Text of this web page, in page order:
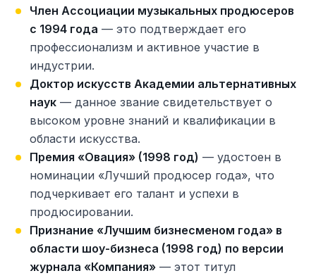
Член Ассоциации музыкальных продюсеров
с 1994 года — это подтверждает его
профессионализм и активное участие в
индустрии.
Доктор искусств Академии альтернативных
наук— данное звание свидетельствует о
высоком уровне знаний и квалификации в
области искусства.
Премия «Овация» (1998 год) — удостоен в
номинации «Лучший продюсер года», что
подчеркивает его талант и успехи в
продюсировании.
Признание «Лучшим бизнесменом года» в
области шоу-бизнеса (1998 год) по версии
журнала «Компания»— этот титул